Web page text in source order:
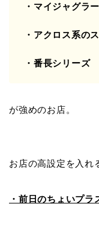
・マイジャグラー
・アクロス系の
・番長シリーズ
が強めのお店。
お店の高設定を入れ
・前日のちょいプ